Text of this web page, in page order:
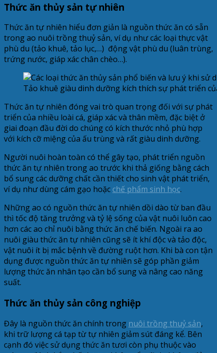
Thức ăn thủy sản tự nhiên
Thức ăn tự nhiên hiểu đơn giản là nguồn thức ăn có sẵn
trong ao nuôi trồng thuỷ sản, ví dụ như các loại thực vật
phù du (tảo khuê, tảo lục,…) động vật phù du (luân trùng,
trứng nước, giáp xác chân chèo…).
Tảo khuê giàu dinh dưỡng kích thích sự phát triển
Thức ăn tự nhiên đóng vai trò quan trọng đối với sự phát
triển của nhiều loài cá, giáp xác và thân mềm, đặc biệt ở
giai đoạn đầu đời do chúng có kích thước nhỏ phù hợp
với kích cỡ miệng của ấu trùng và rất giàu dinh dưỡng.
Người nuôi hoàn toàn có thể gây tạo, phát triển nguồn
thức ăn tự nhiên trong ao trước khi thả giống bằng cách
bổ sung các dưỡng chất cần thiết cho sinh vật phát triển,
ví dụ như dùng cám gạo hoặc chế phẩm sinh học.
Những ao có nguồn thức ăn tự nhiên dồi dào từ ban đầu
thì tốc độ tăng trưởng và tỷ lệ sống của vật nuôi luôn cao
hơn các ao chỉ nuôi bằng thức ăn chế biến. Ngoài ra ao
nuôi giàu thức ăn tự nhiên cũng sẽ ít khí độc và tảo độc,
vật nuôi ít bị mắc bệnh về đường ruột hơn. Khi bà con tận
dụng được nguồn thức ăn tự nhiên sẽ góp phần giảm
lượng thức ăn nhân tạo cần bổ sung và nâng cao năng
suất.
Thức ăn thủy sản công nghiệp
Đây là nguồn thức ăn chính trong nuôi trồng thuỷ sản,
khi trữ lượng cá tạp từ tự nhiên giảm sút đáng kể. Bên
cạnh đó việc sử dụng thức ăn tươi còn phụ thuộc vào